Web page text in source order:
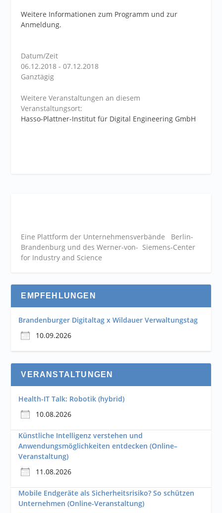
Weitere Informationen zum Programm und zur
Anmeldung.
Datum/Zeit
06.12.2018 - 07.12.2018
Ganztägig
Weitere Veranstaltungen an diesem
Veranstaltungsort:
Hasso-Plattner-Institut für Digital Engineering GmbH
Eine Plattform der Unternehmensverbände Berlin-
Brandenburg und des Werner-von- Siemens-Center
for Industry and Science
EMPFEHLUNGEN
Brandenburger Digitaltag x Wildauer Verwaltungstag
10.09.2026
VERANSTALTUNGEN
Health-IT Talk: Robotik (hybrid)
10.08.2026
Künstliche Intelligenz verstehen und
Anwendungsmöglichkeiten entdecken (Online–
Veranstaltung)
11.08.2026
Mobile Endgeräte als Sicherheitsrisiko? So schützen
Unternehmen (Online-Veranstaltung)